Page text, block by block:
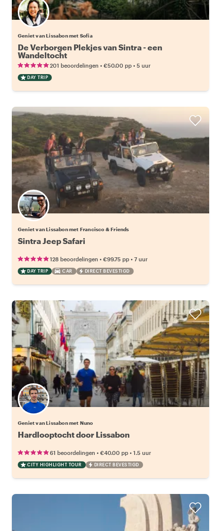
Geniet van Lissabon met Sofia
De Verborgen Plekjes van Sintra - een
Wandeltocht
201 beoordelingen • €50.00 pp • 5 uur
DAY TRIP
Geniet van Lissabon met Francisco & Friends
Sintra Jeep Safari
128 beoordelingen • €99.75 pp • 7 uur
DAY TRIP CAR DIRECT BEVESTIGD
Geniet van Lissabon met Nuno
Hardlooptocht door Lissabon
61 beoordelingen • €40.00 pp • 1.5 uur
CITY HIGHLIGHT TOUR DIRECT BEVESTIGD